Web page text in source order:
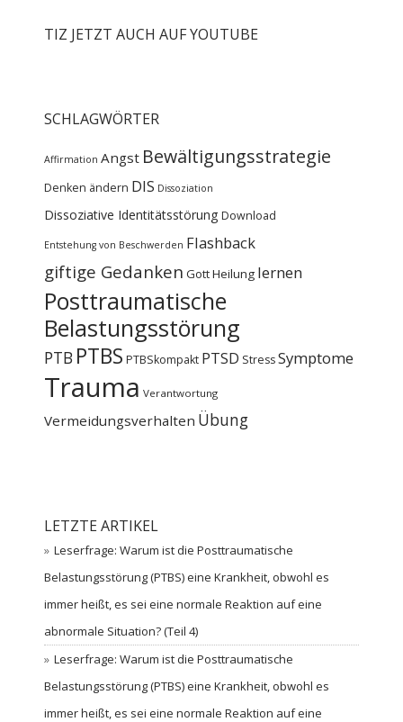
TIZ JETZT AUCH AUF YOUTUBE
SCHLAGWÖRTER
Affirmation Angst Bewältigungsstrategie
Denken ändern DIS Dissoziation
Dissoziative Identitätsstörung Download
Entstehung von Beschwerden Flashback
giftige Gedanken GottHeilung lernen
Posttraumatische
Belastungsstörung
PTB PTBS PTBSkompakt PTSD StressSymptome
Trauma Verantwortung
Vermeidungsverhalten Übung
LETZTE ARTIKEL
Leserfrage: Warum ist die Posttraumatische
Belastungsstörung (PTBS) eine Krankheit, obwohl es
immer heißt, es sei eine normale Reaktion auf eine
abnormale Situation? (Teil 4)
Leserfrage: Warum ist die Posttraumatische
Belastungsstörung (PTBS) eine Krankheit, obwohl es
immer heißt, es sei eine normale Reaktion auf eine